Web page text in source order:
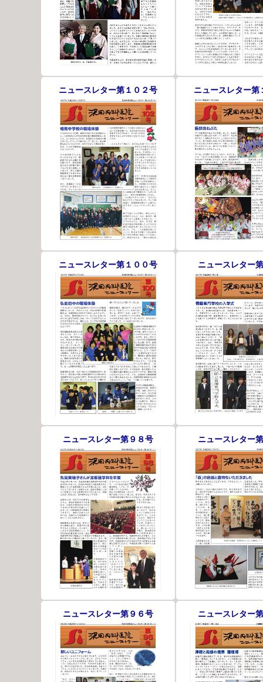
ニュースレター第１０２号 ニュースレター第
ニュースレター第１００号 ニュースレター
ニュースレター第９８号 ニュースレター
ニュースレター第９６号 ニュースレター